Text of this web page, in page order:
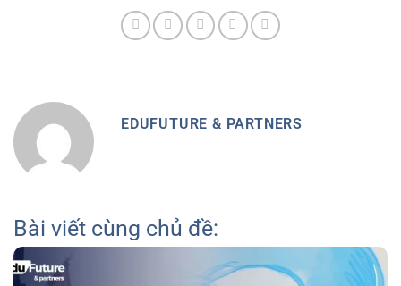
EDUFUTURE & PARTNERS
Bài viết cùng chủ đề: